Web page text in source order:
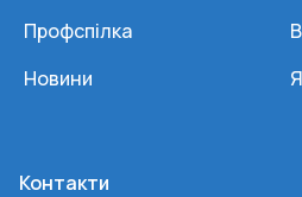
Профспілка
Новини
Контакти